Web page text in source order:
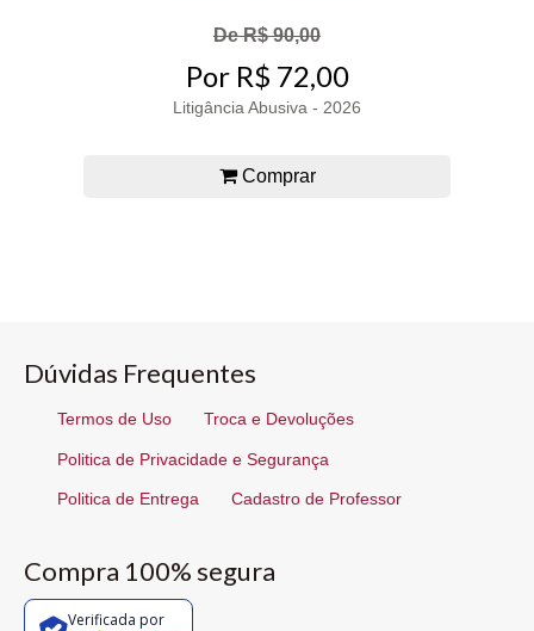
De R$ 90,00
Por R$ 72,00
Litigância Abusiva - 2026
Comprar
Dúvidas Frequentes
Termos de Uso Troca e Devoluções
Politica de Privacidade e Segurança
Politica de Entrega Cadastro de Professor
Compra 100% segura
Verificada por